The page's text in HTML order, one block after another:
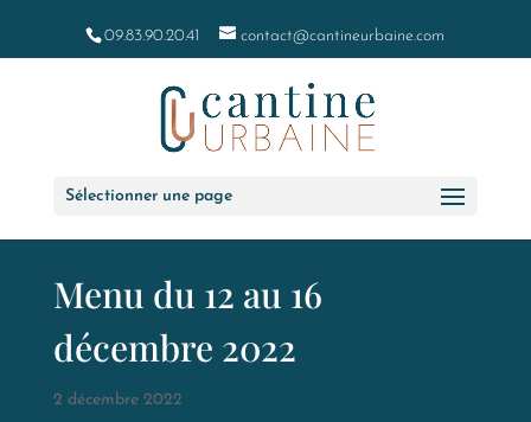
09.83.90.20.41 contact@cantineurbaine.com
Sélectionner une page
Menu du 12 au 16
décembre 2022
2 décembre 2022